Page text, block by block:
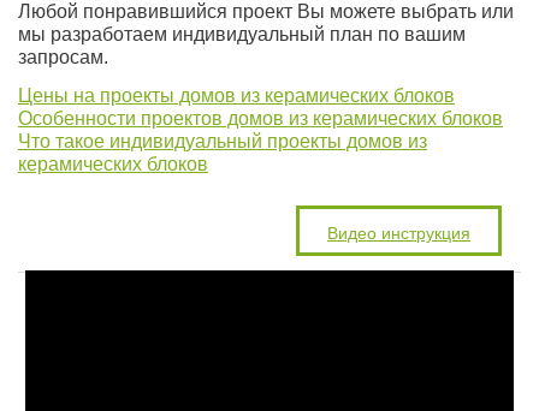
Любой понравившийся проект Вы можете выбрать или
мы разработаем индивидуальный план по вашим
запросам.
Цены на проекты домов из керамических блоков
Особенности проектов домов из керамических блоков
Что такое индивидуальный проекты домов из
керамических блоков
Видео инструкция